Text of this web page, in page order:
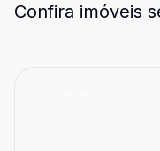
Confira imóveis